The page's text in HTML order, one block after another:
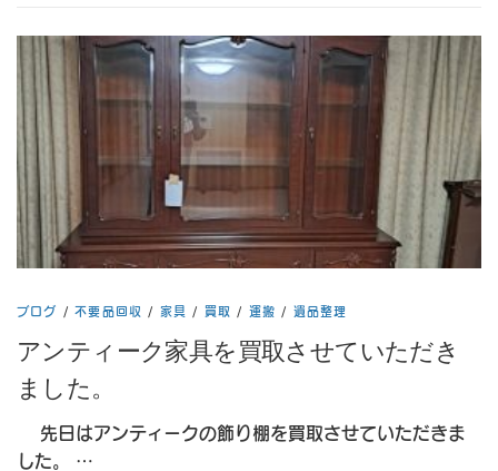
ブログ /不要品回収 / 家具 / 買取 / 運搬 / 遺品整理
アンティーク家具を買取させていただき
ました。
先日はアンティークの飾り棚を買取させていただきま
した。 …